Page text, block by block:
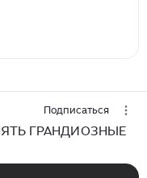
Подписаться
ГРАНДИОЗНЫЕ